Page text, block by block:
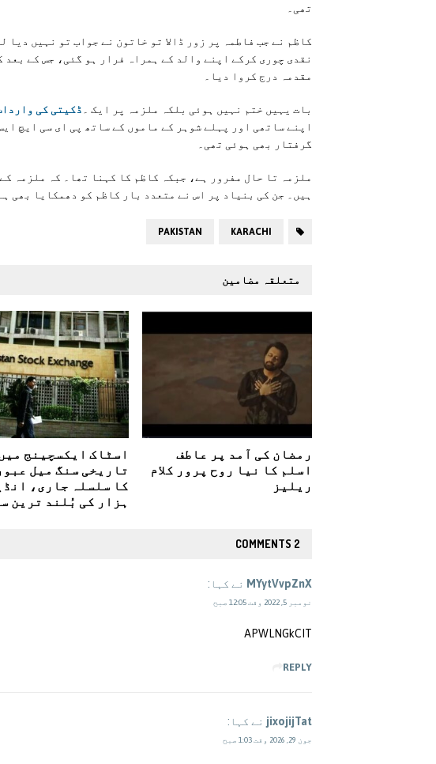
تھی۔
نقدی چوری کرکے اپنے والد کے ہمراہ فرار ہو گئی، جس کے بعد
مقدمہ درج کروا دیا۔
بات یہیں ختم نہیں ہوئی بلکہ ملزمہ پر ایک ۔ ڈکیتی کی
اپنے ساتھی اور پہلے شوہر کے ماموں کے ساتھ پی ای سی ایچ
گرفتار بھی ہوئی تھی۔
ملزمہ تا حال مفرور ہے، جبکہ کاظم کا کہنا تھا۔ کہ ملزمہ
ہیں۔ جن کی بنیاد پر اس نے متعدد بار کاظم کو دھمکایا بھی
KARACHI
PAKISTAN
متعلقہ مضامین
رمضان کی آمد پر عاطف
اسلم کا نیا روح پرور کلام
ریلیز
اسٹاک ایکسچینج
تاریخی سنگ میل
ہزار کی بُلند ترین
2 COMMENTS
MYytVvpZnX نے کہا:
نومبر 5, 2022 وقت 12:05 صبح
APWLNGkCIT
REPLY
jixojijTat نے کہا:
جون 29, 2026 وقت 1:03 صبح